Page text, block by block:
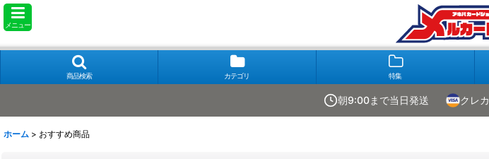
メニュー
商品検索 カテゴリ 特集
朝9:00まで当日発送 クレカ
ホーム > おすすめ商品